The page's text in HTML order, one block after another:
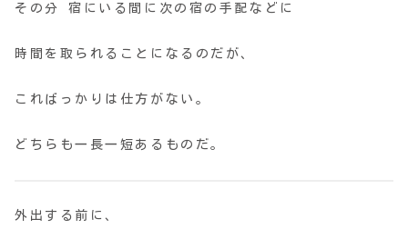
その分 宿にいる間に次の宿の手配などに
時間を取られることになるのだが、
こればっかりは仕方がない。
どちらも一長一短あるものだ。
外出する前に、